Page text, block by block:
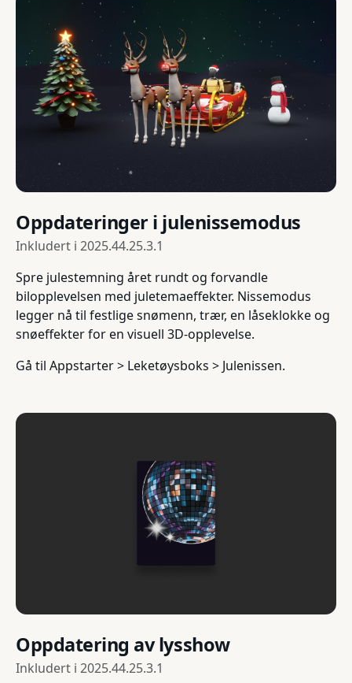
Oppdateringer i julenissemodus
Inkludert i 2025.44.25.3.1
Spre julestemning året rundt og forvandle
bilopplevelsen med juletemaeffekter. Nissemodus
legger nå til festlige snømenn, trær, en låseklokke og
snøeffekter for en visuell 3D-opplevelse.
Gå til Appstarter > Leketøysboks > Julenissen.
Oppdatering av lysshow
Inkludert i 2025.44.25.3.1